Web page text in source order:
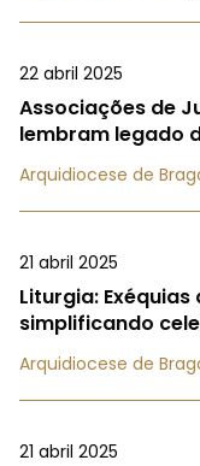
22 abril 2025
Associações de
lembram legado
Arquidiocese de
21 abril 2025
Liturgia:
simplificando
Arquidiocese de
21 abril 2025